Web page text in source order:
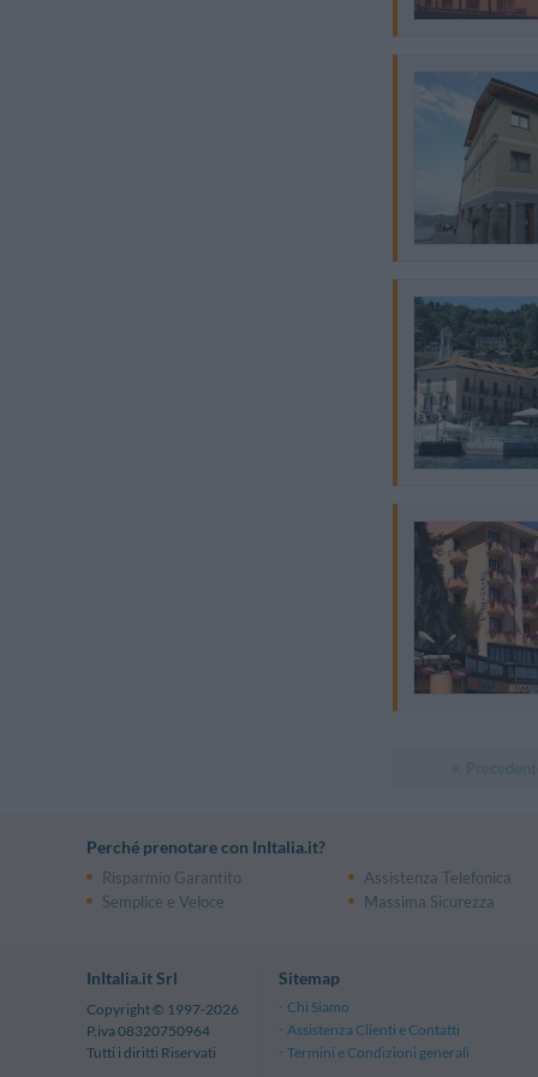
Perché prenotare con InItalia.it?
Risparmio Garantito Assistenza Telefonica
Semplice e Veloce
Massima Sicurezza
InItalia.it Srl
Copyright © 1997-2026
P.iva 08320750964
Tutti i diritti Riservati
Sitemap
Chi Siamo
Assistenza Clienti e Contatti
Termini e Condizioni generali